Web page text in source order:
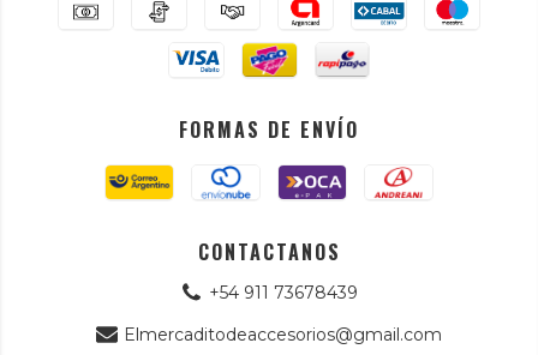
FORMAS DE ENVÍO
CONTACTANOS
+54 911 73678439
Elmercaditodeaccesorios@gmail.com